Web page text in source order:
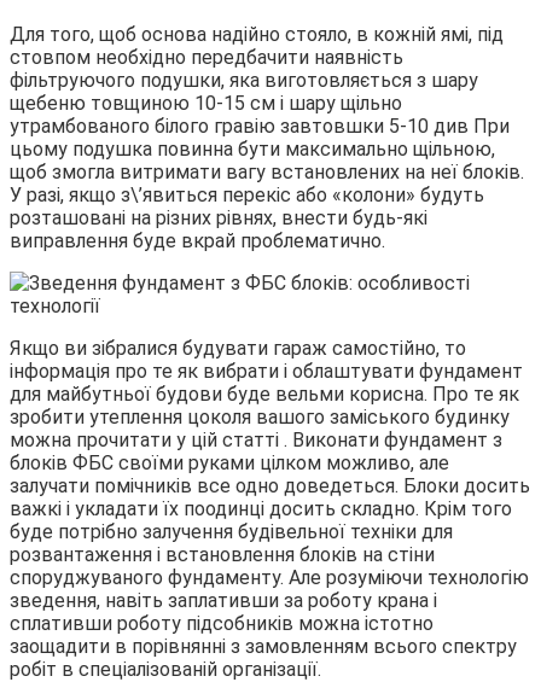
Для того, щоб основа надійно стояло, в кожній ямі, під
стовпом необхідно передбачити наявність
фільтруючого подушки, яка виготовляється з шару
щебеню товщиною 10-15 см і шару щільно
утрамбованого білого гравію завтовшки 5-10 див При
цьому подушка повинна бути максимально щільною,
щоб змогла витримати вагу встановлених на неї блоків.
У разі, якщо з\’явиться перекіс або «колони» будуть
розташовані на різних рівнях, внести будь-які
виправлення буде вкрай проблематично.
Якщо ви зібралися будувати гараж самостійно, то
інформація про те як вибрати і облаштувати фундамент
для майбутньої будови буде вельми корисна. Про те як
зробити утеплення цоколя вашого заміського будинку
можна прочитати у цій статті . Виконати фундамент з
блоків ФБС своїми руками цілком можливо, але
залучати помічників все одно доведеться. Блоки досить
важкі і укладати їх поодинці досить складно. Крім того
буде потрібно залучення будівельної техніки для
розвантаження і встановлення блоків на стіни
споруджуваного фундаменту. Але розуміючи технологію
зведення, навіть заплативши за роботу крана і
сплативши роботу підсобників можна істотно
заощадити в порівнянні з замовленням всього спектру
робіт в спеціалізованій організації.